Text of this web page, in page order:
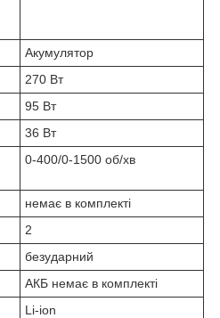
Акумулятор
270 Вт
95 Вт
36 Вт
0-400/0-1500 об/хв
немає в комплекті
2
безударний
АКБ немає в комплекті
Li-ion